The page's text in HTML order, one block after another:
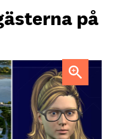
på
i april.